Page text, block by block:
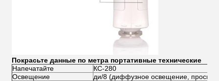
Покрасьте данные по метра портативные технические
Напечатайте
КС-280
Освещение
ди/8 (диффузное освещение,